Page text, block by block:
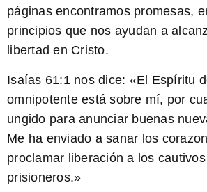
páginas encontramos promesas,
principios que nos ayudan a
libertad en Cristo.
Isaías 61:1 nos dice: «El Espíritu
omnipotente está sobre mí, por
ungido para anunciar buenas
Me ha enviado a sanar los
proclamar liberación a los
prisioneros.»